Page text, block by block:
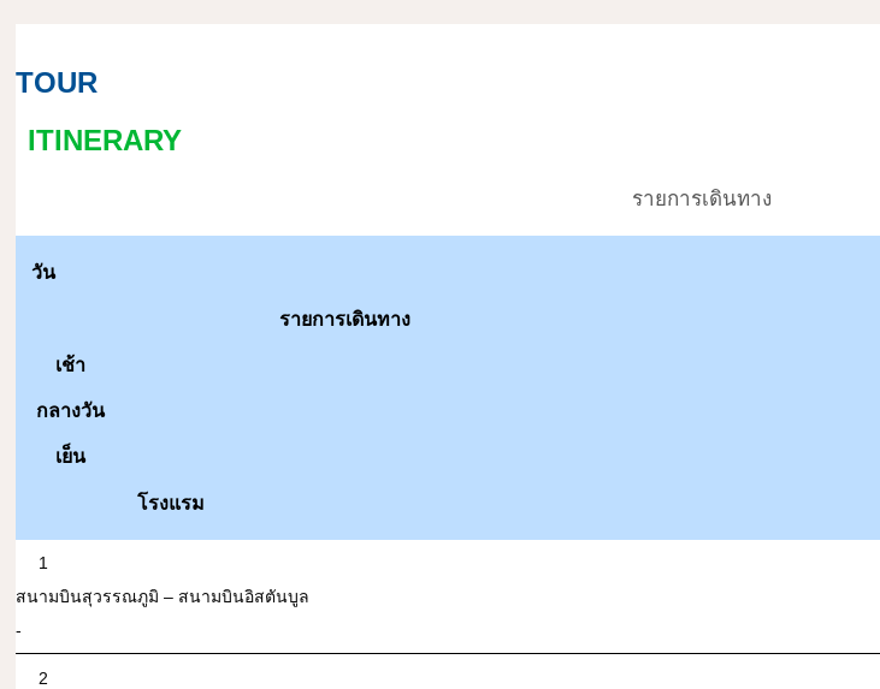
TOUR
ITINERARY
รายการเดินทาง
วัน
รายการเดินทาง
เช้า
กลางวัน
เย็น
โรงแรม
1
สนามบินสุวรรณภูมิ – สนามบินอิสตันบูล
-
2